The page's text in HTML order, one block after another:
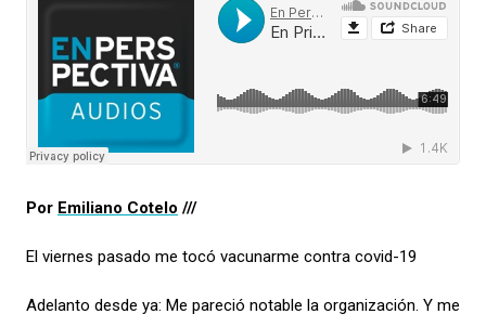
Por Emiliano Cotelo ///
El viernes pasado me tocó vacunarme contra covid-19
Adelanto desde ya: Me pareció notable la organización. Y me